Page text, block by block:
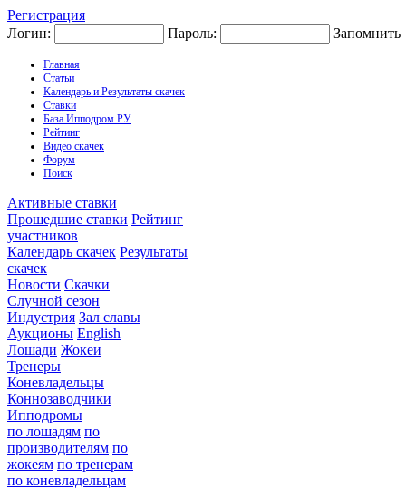
Регистрация
Логин:
Пароль: Запомнить
Главная
Статьи
Календарь и Результаты скачек
Ставки
База Ипподром.РУ
Рейтинг
Видео скачек
Форум
Поиск
Активные ставки
Прошедшие ставки Рейтинг
участников
Календарь скачек Результаты
скачек
Новости Скачки
Случной сезон
Индустрия Зал славы
Аукционы English
Лошади Жокеи
Тренеры
Коневладельцы
Коннозаводчики
Ипподромы
по лошадям по
производителям по
жокеям по тренерам
по коневладельцам